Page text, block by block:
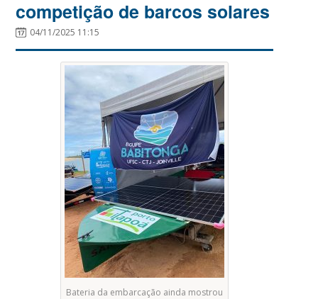
competição de barcos solares
04/11/2025 11:15
Bateria da embarcação ainda mostrou